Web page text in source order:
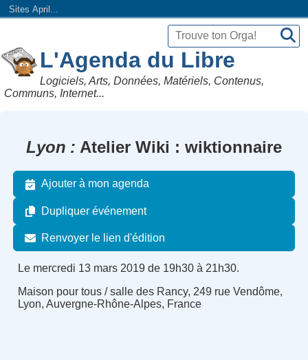
Sites April...
L'Agenda du Libre
Logiciels, Arts, Données, Matériels, Contenus,
Communs, Internet...
Lyon Atelier Wiki : wiktionnaire
Ajouter à mon agenda
Dupliquer événement
Renvoyer le lien d'édition
Le mercredi 13 mars 2019 de 19h30 à 21h30.
Maison pour tous / salle des Rancy, 249 rue Vendôme,
Lyon, Auvergne-Rhône-Alpes, France